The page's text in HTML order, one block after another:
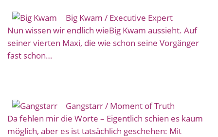
Big Kwam / Executive Expert
Nun wissen wir endlich wieBig Kwam aussieht. Auf
seiner vierten Maxi, die wie schon seine Vorgänger
fast schon…
Gangstarr / Moment of Truth
Da fehlen mir die Worte – Eigentlich schien es kaum
möglich, aber es ist tatsächlich geschehen: Mit